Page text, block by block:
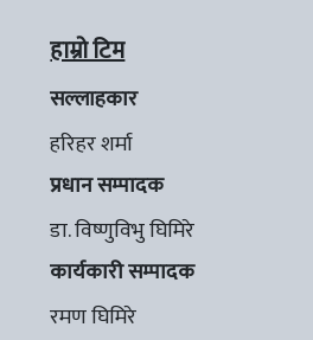
हाम्रो टिम
सल्लाहकार
हरिहर शर्मा
प्रधान सम्पादक
डा. विष्णुविभु घिमिरे
कार्यकारी सम्पादक
रमण घिमिरे